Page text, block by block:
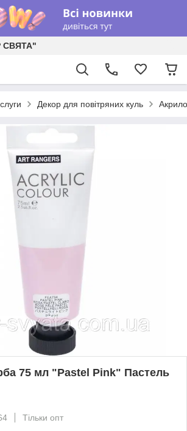
СВЯТА"
Декор для повітряних куль
75 мл "Pastel Pink" Пастель
Тільки опт